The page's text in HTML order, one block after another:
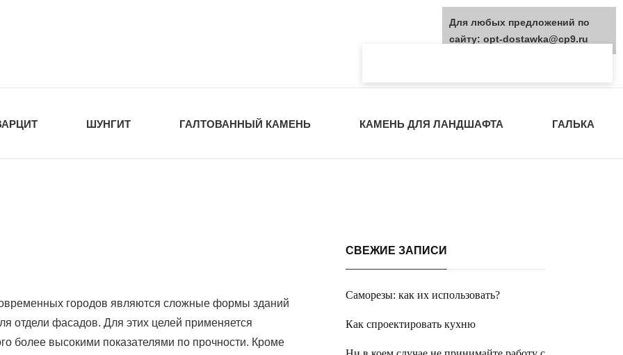
ШУНГИТ ГАЛТОВАННЫЙ КАМЕНЬ КАМЕНЬ ДЛЯ ЛАНДШАФТА ГАЛЬКА
городов являются сложные формы зданий
отдели фасадов. Для этих целей применяется
более высокими показателями по прочности. Кроме
СВЕЖИЕ ЗАПИСИ
Саморезы: как их использовать?
Как спроектировать кухню
Для любых предложений по
сайту: opt-dostawka@cp9.ru